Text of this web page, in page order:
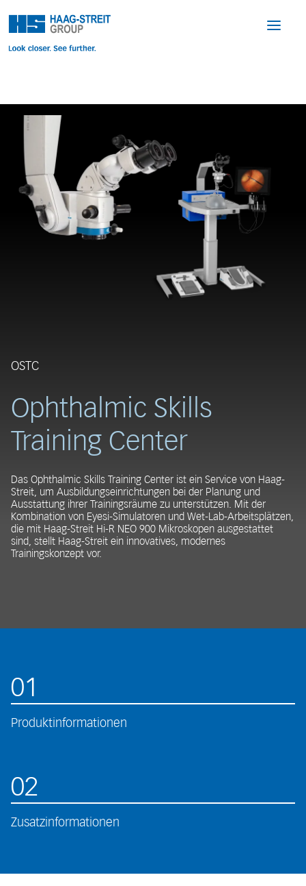
OSTC
Ophthalmic Skills
Training Center
Das Ophthalmic Skills Training Center ist ein Service von Haag-
Streit, um Ausbildungseinrichtungen bei der Planung und
Ausstattung ihrer Trainingsräume zu unterstützen. Mit der
Kombination von Eyesi-Simulatoren und Wet-Lab-Arbeitsplätzen,
die mit Haag-Streit Hi-R NEO 900 Mikroskopen ausgestattet
sind, stellt Haag-Streit ein innovatives, modernes
Trainingskonzept vor.
01
Produktinformationen
02
Zusatzinformationen